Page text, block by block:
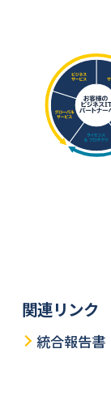
関連リンク
統合報告書